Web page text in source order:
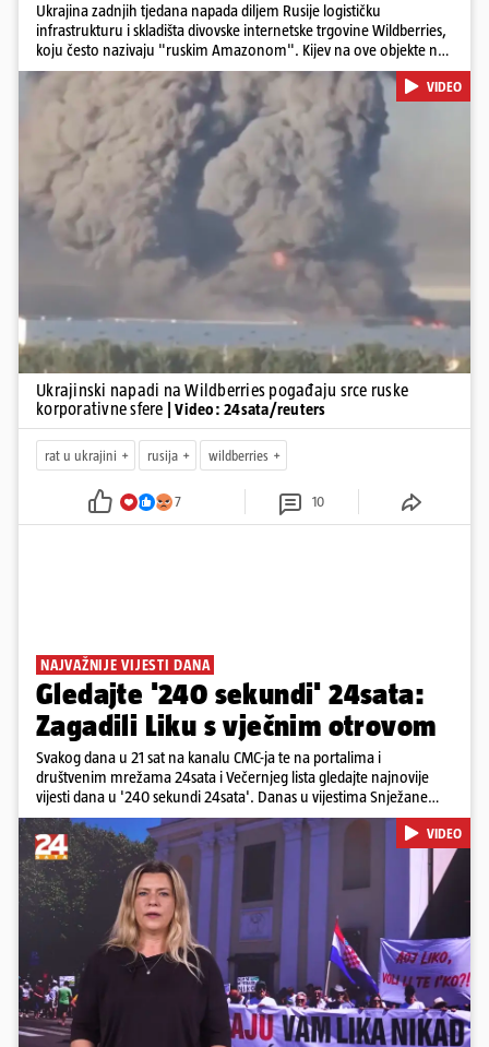
Ukrajina zadnjih tjedana napada diljem Rusije logističku
infrastrukturu i skladišta divovske internetske trgovine Wildberries,
koju često nazivaju "ruskim Amazonom". Kijev na ove objekte ne
gleda samo kao na obična trgovačka skladišta, već tvrdi da ih ruske
snage koriste i za vojne potrebe, odnosno za skladištenje i
distribuciju dijelova za dronove i druge opreme koja se koristi u
ratu. S druge strane, napadi služe i kao izravan odgovor na ruska
bombardiranja ukrajinske poštanske i logističke infrastrukture te
kao način da se ekonomske posljedice rata prenesu dublje na ruski
teritorij i približe običnim građanima.
Pokretanje videa...
VIDEO
Ukrajinski napadi na Wildberries pogađaju srce ruske
korporativne sfere
| Video: 24sata/reuters
rat u ukrajini rusija wildberries
7 10
NAJVAŽNIJE VIJESTI DANA
Gledajte '240 sekundi' 24sata:
Zagadili Liku s vječnim otrovom
Svakog dana u 21 sat na kanalu CMC-ja te na portalima i
društvenim mrežama 24sata i Večernjeg lista gledajte najnovije
vijesti dana u '240 sekundi 24sata'. Danas u vijestima Snježane
Krnetić: Lika teško zagađena s 37.000 tona opasnog otpada, Troje
poginulih u nesreći u Zagrebu, Uhićen načelnik Svetog Ivana
Žabna, Borba za život Denisa Vejzovića, Krajaču režu ovlasti: Slijedi
otkaz...
Pokretanje videa...
VIDEO